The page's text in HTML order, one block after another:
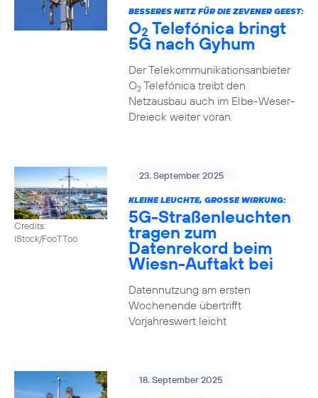
BESSERES NETZ FÜR DIE ZEVENER GEEST:
O2 Telefónica bringt
5G nach Gyhum
Der Telekommunikationsanbieter
O2Telefónica treibt den
Netzausbau auch im Elbe-Weser-
Dreieck weiter voran.
Credits:
iStock/FooTToo
23. September 2025
KLEINE LEUCHTE, GROSSE WIRKUNG:
5G-Straßenleuchten
tragen zum
Datenrekord beim
Wiesn-Auftakt bei
Datennutzung am ersten
Wochenende übertrifft
Vorjahreswert leicht
18. September 2025